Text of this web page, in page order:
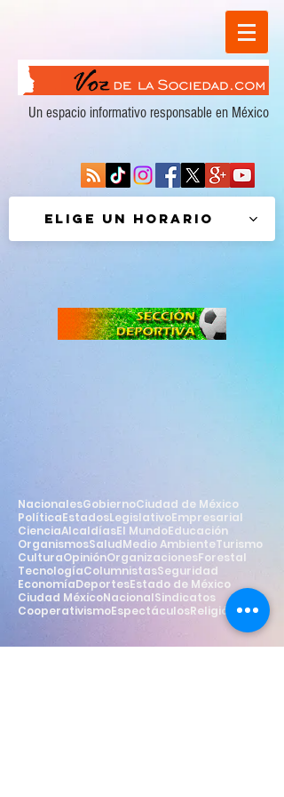
Un espacio informativo responsable en México
Elige un horario
NacionalesGobiernoCiudad de México
PolíticaEstadosLegislativoEmpresarial
CienciaAlcaldíasEl MundoEducación
OrganismosSaludMedio AmbienteTurismo
CulturaOpiniónOrganizacionesForestal
TecnologíaColumnistasSeguridad
EconomíaDeportesEstado de México
Ciudad MéxicoNacionalSindicatos
CooperativismoEspectáculosReligión Estilo